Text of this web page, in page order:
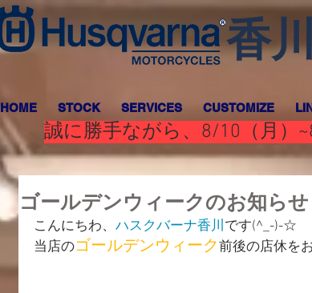
香
HOME STOCK SERVICES CUSTOMIZE
誠に勝手ながら、8/10（月）
ゴールデンウィークのお知らせ
こんにちわ、 ハスクバーナ香川です(^_-)-☆
当店のゴールデンウィーク前後の店休を